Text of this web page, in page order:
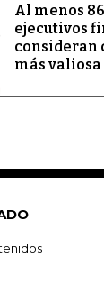
Al menos
ejecutivos
consideran
más valiosa